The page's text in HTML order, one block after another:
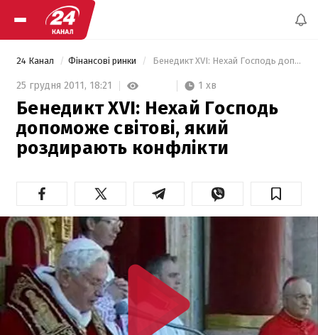
24 Канал Фінансові ринки Бенедикт XVI: Нехай Господь допоможе світові, який роздирають конфлікти
25 грудня 2011, 18:21 1 хв
Бенедикт XVI: Нехай Господь
допоможе світові, який
роздирають конфлікти